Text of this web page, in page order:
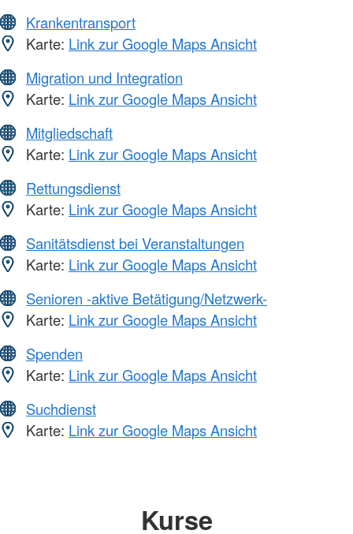
Krankentransport
Karte: Link zur Google Maps Ansicht
Migration und Integration
Karte: Link zur Google Maps Ansicht
Mitgliedschaft
Karte: Link zur Google Maps Ansicht
Rettungsdienst
Karte: Link zur Google Maps Ansicht
Sanitätsdienst bei Veranstaltungen
Karte: Link zur Google Maps Ansicht
Senioren -aktive Betätigung/Netzwerk-
Karte: Link zur Google Maps Ansicht
Spenden
Karte: Link zur Google Maps Ansicht
Suchdienst
Karte: Link zur Google Maps Ansicht
Kurse